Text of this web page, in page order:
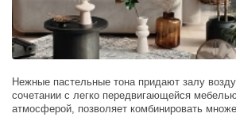
Нежные пастельные тона придают залу
сочетании с легко передвигающейся
атмосферой, позволяет комбинировать